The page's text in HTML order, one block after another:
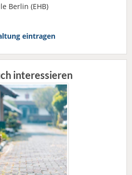
Berlin (EHB)
eintragen
interessieren